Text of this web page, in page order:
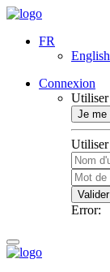
FR
English
Connexion
Utiliser
Je me
Utiliser
Valider
Error: